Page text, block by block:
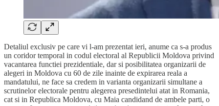
Detaliul exclusiv pe care vi l-am prezentat ieri, anume ca s-a produs
un coridor temporal in codul electoral al Republicii Moldova privind
vacantarea functiei prezidentiale, dar si posibilitatea organizarii de
alegeri in Moldova cu 60 de zile inainte de expirarea reala a
mandatului, ne face sa credem in varianta organizarii simultane a
scrutinelor electorale pentru alegerea presedintelui atat in Romania,
cat si in Republica Moldova, cu Maia candidand de ambele parti, o